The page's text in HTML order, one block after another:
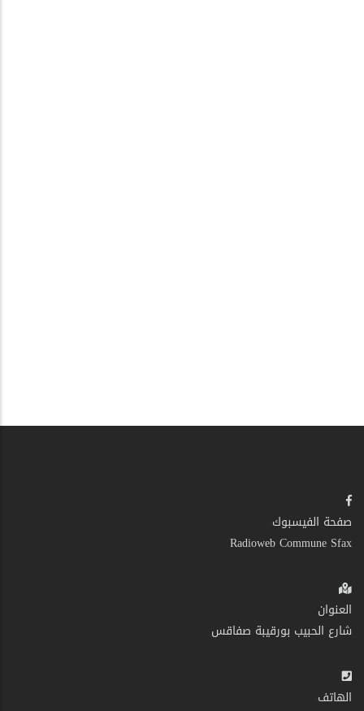
صفحة الفيسبوك
Radioweb Commune Sfax
العنوان
شارع الحبيب بورقيبة صفاقس
الهاتف